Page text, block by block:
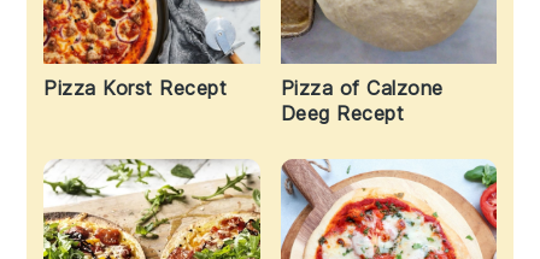
Pizza Korst Recept
Pizza of Calzone
Deeg Recept